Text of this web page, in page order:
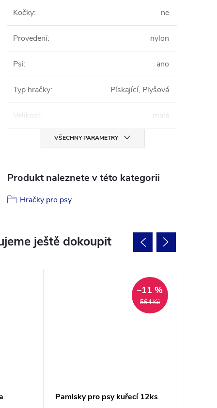
Kočky: ne
Provedení: nylon
Psi: ano
Typ hračky: Pískající, Plyšová
Velikost: malá
VŠECHNY PARAMETRY
Produkt naleznete v této kategorii
Hračky pro psy
ještě dokoupit
564 Kč
–11 %
Pamlsky pro psy kuřecí 12ks